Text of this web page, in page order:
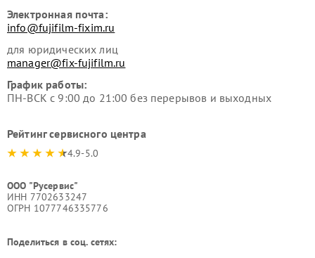
Электронная почта:
info@fujifilm-fixim.ru
для юридических лиц
manager@fix-fujifilm.ru
График работы:
ПН-ВСК с 9:00 до 21:00 без перерывов и выходных
Рейтинг сервисного центра
4.9-5.0
ООО "Русервис"
ИНН 7702633247
ОГРН 1077746335776
Поделиться в соц. сетях: